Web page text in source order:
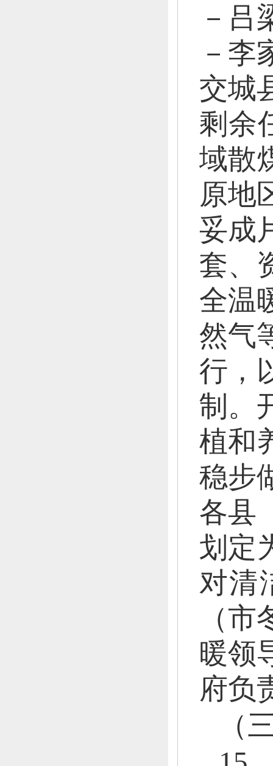
－吕
－李
交城
剩余
域散
原地
妥成
套、
全温
然气
行，
制。
植和
稳步
各县
划定
对清
（
暖领
府负
（